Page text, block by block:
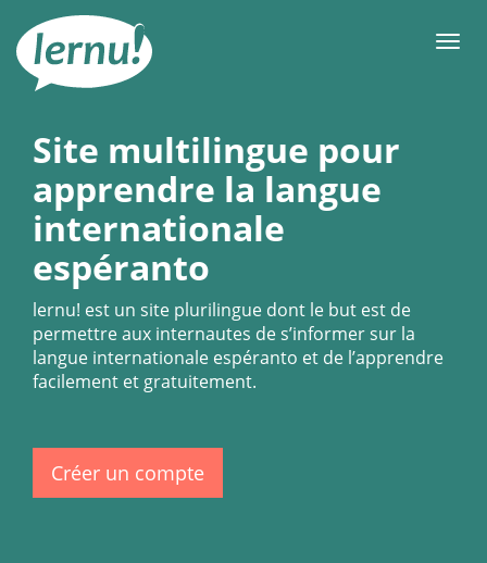
contenu
Site multilingue pour
apprendre la langue
internationale
espéranto
lernu! est un site plurilingue dont le but est de
permettre aux internautes de s’informer sur la
langue internationale espéranto et de l’apprendre
facilement et gratuitement.
Créer un compte